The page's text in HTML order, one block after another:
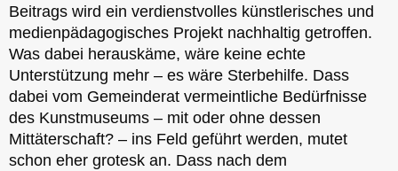
Beitrags wird ein verdienstvolles künstlerisches und
medienpädagogisches Projekt nachhaltig getroffen.
Was dabei herauskäme, wäre keine echte
Unterstützung mehr – es wäre Sterbehilfe. Dass
dabei vom Gemeinderat vermeintliche Bedürfnisse
des Kunstmuseums – mit oder ohne dessen
Mittäterschaft? – ins Feld geführt werden, mutet
schon eher grotesk an. Dass nach dem